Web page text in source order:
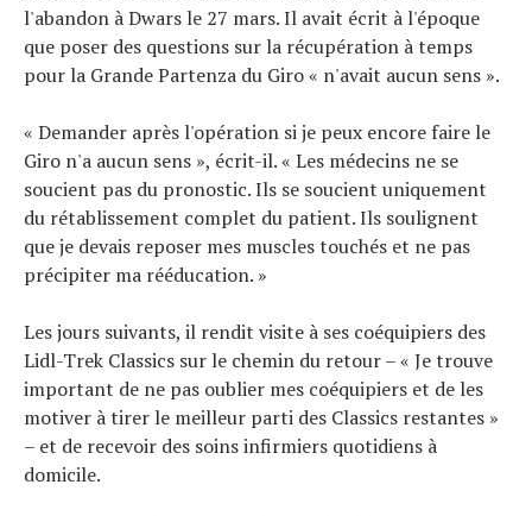
l'abandon à Dwars le 27 mars. Il avait écrit à l'époque
que poser des questions sur la récupération à temps
pour la Grande Partenza du Giro « n'avait aucun sens ».
« Demander après l'opération si je peux encore faire le
Giro n'a aucun sens », écrit-il. « Les médecins ne se
soucient pas du pronostic. Ils se soucient uniquement
du rétablissement complet du patient. Ils soulignent
que je devais reposer mes muscles touchés et ne pas
précipiter ma rééducation. »
Les jours suivants, il rendit visite à ses coéquipiers des
Lidl-Trek Classics sur le chemin du retour – « Je trouve
important de ne pas oublier mes coéquipiers et de les
motiver à tirer le meilleur parti des Classics restantes »
– et de recevoir des soins infirmiers quotidiens à
domicile.